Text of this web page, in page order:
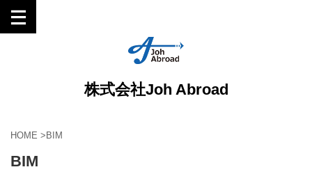
株式会社Joh Abroad
HOME >BIM
BIM